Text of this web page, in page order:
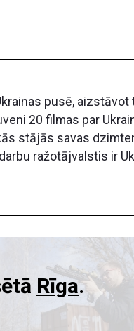
pusē,
20 filmas par
stājās savas
ražotājvalstis ir
Rīga.